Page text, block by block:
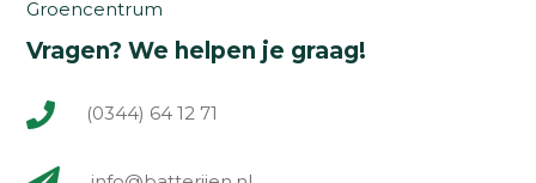
Groencentrum
Vragen? We helpen je graag!
(0344) 64 12 71